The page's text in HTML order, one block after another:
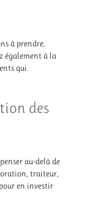
à prendre.
également à la
qui
des
au-delà de
traiteur,
en investir